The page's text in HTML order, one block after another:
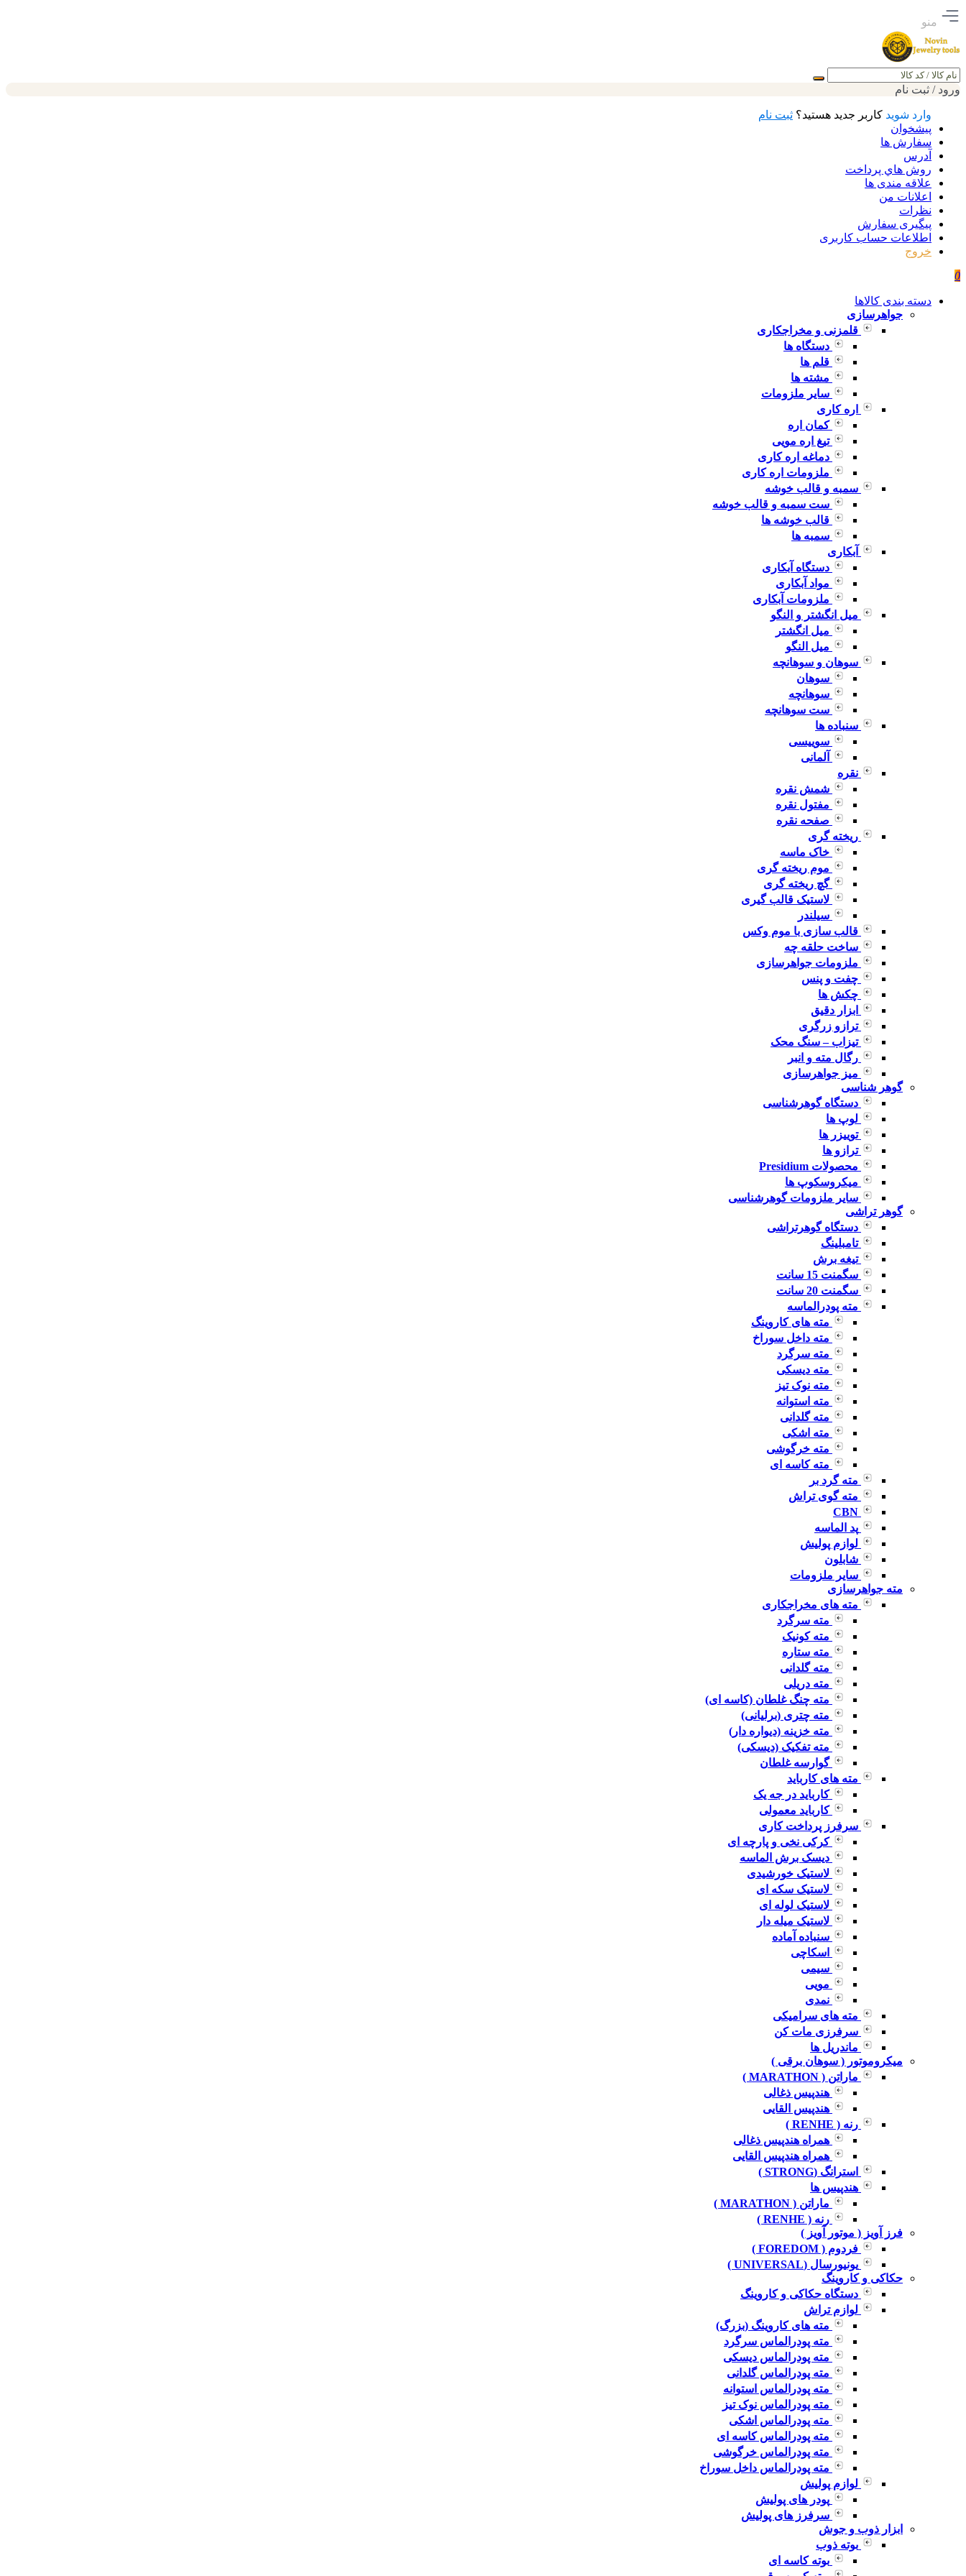
منو
جستجو
ورود / ثبت نام
وارد شوید کاربر جدید هستید؟ ثبت نام
پیشخوان
سفارش ها
آدرس
روش هاي پرداخت
علاقه مندی ها
اعلانات من
نظرات
پیگیری سفارش
اطلاعات حساب كاربری
خروج
0
دسته بندی کالاها
جواهرسازی
قلمزنی و مخراجکاری
دستگاه ها
قلم ها
مشته ها
سایر ملزومات
اره کاری
کمان اره
تیغ اره مویی
دماغه اره کاری
ملزومات اره کاری
سمبه و قالب خوشه
ست سمبه و قالب خوشه
قالب خوشه ها
سمبه ها
آبکاری
دستگاه آبکاری
مواد آبکاری
ملزومات آبکاری
میل انگشتر و النگو
میل انگشتر
میل النگو
سوهان و سوهانچه
سوهان
سوهانچه
ست سوهانچه
سنباده ها
سوییسی
آلمانی
نقره
شمش نقره
مفتول نقره
صفحه نقره
ریخته گری
خاک ماسه
موم ریخته گری
گچ ریخته گری
لاستیک قالب گیری
سیلندر
قالب سازی با موم وکس
ساخت حلقه چه
ملزومات جواهرسازی
چفت و پنس
چکش ها
ابزار دقیق
ترازو زرگری
تیزاب – سنگ محک
رگال مته و انبر
میز جواهرسازی
گوهر شناسی
دستگاه گوهرشناسی
لوپ ها
توییزر ها
ترازو ها
محصولات Presidium
میکروسکوپ ها
سایر ملزومات گوهرشناسی
گوهر تراشی
دستگاه گوهرتراشی
تامبلینگ
تیغه برش
سگمنت 15 سانت
سگمنت 20 سانت
مته پودرالماسه
مته های کاروینگ
مته داخل سوراخ
مته سرگرد
مته دیسکی
مته نوک تیز
مته استوانه
مته گلدانی
مته اشکی
مته خرگوشی
مته کاسه ای
مته گرد بر
مته گوی تراش
CBN
پد الماسه
لوازم پولیش
شابلون
سایر ملزومات
مته جواهرسازی
مته های مخراجکاری
مته سرگرد
مته کونیک
مته ستاره
مته گلدانی
مته دریلی
مته چنگ غلطان (کاسه ای)
مته چتری (برلیانی)
مته خزینه (دیواره دار)
مته تفکیک (دیسکی)
گوارسه غلطان
مته های کارباید
کارباید در جه یک
کارباید معمولی
سرفرز پرداخت کاری
کرکی نخی و پارچه ای
دیسک برش الماسه
لاستیک خورشیدی
لاستیک سکه ای
لاستیک لوله ای
لاستیک میله دار
سنباده آماده
اسکاچی
سیمی
مویی
نمدی
مته های سرامیکی
سرفرزی مات کن
ماندریل ها
میکروموتور ( سوهان برقی )
ماراتن ( MARATHON )
هندپیس ذغالی
هندپیس القایی
رنه ( RENHE )
همراه هندپیس ذغالی
همراه هندپیس القایی
استرانگ (STRONG )
هندپیس ها
ماراتن ( MARATHON )
رنه ( RENHE )
فرز آویز ( موتور آویز )
فردوم ( FOREDOM )
یونیورسال (UNIVERSAL )
حکاکی و کاروینگ
دستگاه حکاکی و کاروینگ
لوازم تراش
مته های کاروینگ (بزرگ)
مته پودرالماس سرگرد
مته پودرالماس دیسکی
مته پودرالماس گلدانی
مته پودرالماس استوانه
مته پودرالماس نوک تیز
مته پودرالماس اشکی
مته پودرالماس کاسه ای
مته پودرالماس خرگوشی
مته پودرالماس داخل سوراخ
لوازم پولیش
پودر های پولیش
سرفرز های پولیش
ابزار ذوب و جوش
بوته ذوب
بوته کاسه ای